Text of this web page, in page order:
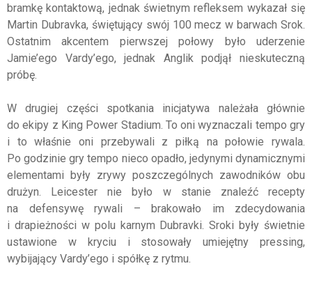
bramkę kontaktową, jednak świetnym refleksem wykazał się
Martin Dubravka, świętujący swój 100 mecz w barwach Srok.
Ostatnim akcentem pierwszej połowy było uderzenie
Jamie’ego Vardy’ego, jednak Anglik podjął nieskuteczną
próbę.
W drugiej części spotkania inicjatywa należała głównie
do ekipy z King Power Stadium. To oni wyznaczali tempo gry
i to właśnie oni przebywali z piłką na połowie rywala.
Po godzinie gry tempo nieco opadło, jedynymi dynamicznymi
elementami były zrywy poszczególnych zawodników obu
drużyn. Leicester nie było w stanie znaleźć recepty
na defensywę rywali – brakowało im zdecydowania
i drapieżności w polu karnym Dubravki. Sroki były świetnie
ustawione w kryciu i stosowały umiejętny pressing,
wybijający Vardy’ego i spółkę z rytmu.